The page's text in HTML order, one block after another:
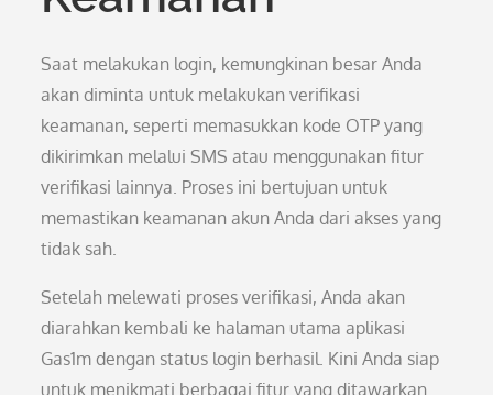
Saat melakukan login, kemungkinan besar Anda
akan diminta untuk melakukan verifikasi
keamanan, seperti memasukkan kode OTP yang
dikirimkan melalui SMS atau menggunakan fitur
verifikasi lainnya. Proses ini bertujuan untuk
memastikan keamanan akun Anda dari akses yang
tidak sah.
Setelah melewati proses verifikasi, Anda akan
diarahkan kembali ke halaman utama aplikasi
Gas1m dengan status login berhasil. Kini Anda siap
untuk menikmati berbagai fitur yang ditawarkan